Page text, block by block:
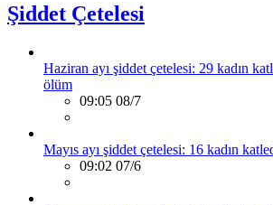
Şiddet Çetelesi
Haziran ayı şiddet çetelesi: 29 kadın
ölüm
09:05 08/7
Mayıs ayı şiddet çetelesi: 16 kadın
09:02 07/6